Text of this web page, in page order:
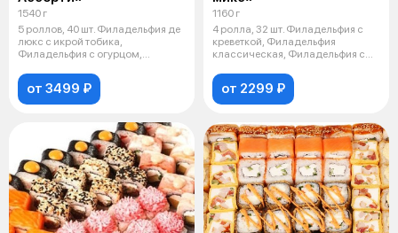
1540 г
5 роллов, 40 шт. Филадельфия де
люкс с икрой тобика,
Филадельфия с огурцом,
от 3499 ₽
1160 г
4 ролла, 32 шт. Филадельфия с
креветкой, Филадельфия
классическая, Филадельфия с
от 2299 ₽